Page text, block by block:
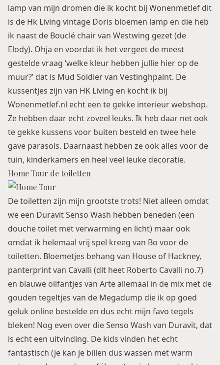
lamp van mijn dromen die ik kocht bij Wonenmetlef dit
is de Hk Living vintage Doris bloemen lamp en die heb
ik naast de Bouclé chair van Westwing gezet (de
Elody). Ohja en voordat ik het vergeet de meest
gestelde vraag ‘welke kleur hebben jullie hier op de
muur?’ dat is Mud Soldier van Vestinghpaint. De
kussentjes zijn van HK Living en kocht ik bij
Wonenmetlef.nl echt een te gekke interieur webshop.
Ze hebben daar echt zoveel leuks. Ik heb daar net ook
te gekke kussens voor buiten besteld en twee hele
gave parasols. Daarnaast hebben ze ook alles voor de
tuin, kinderkamers en heel veel leuke decoratie.
Home Tour de toiletten
De toiletten zijn mijn grootste trots! Niet alleen omdat
we een Duravit Senso Wash hebben beneden (een
douche toilet met verwarming en licht) maar ook
omdat ik helemaal vrij spel kreeg van Bo voor de
toiletten. Bloemetjes behang van House of Hackney,
panterprint van Cavalli (dit heet Roberto Cavalli no.7)
en blauwe olifantjes van Arte allemaal in de mix met de
gouden tegeltjes van de Megadump die ik op goed
geluk online bestelde en dus echt mijn favo tegels
bleken! Nog even over die Senso Wash van Duravit, dat
is echt een uitvinding. De kids vinden het echt
fantastisch (je kan je billen dus wassen met warm